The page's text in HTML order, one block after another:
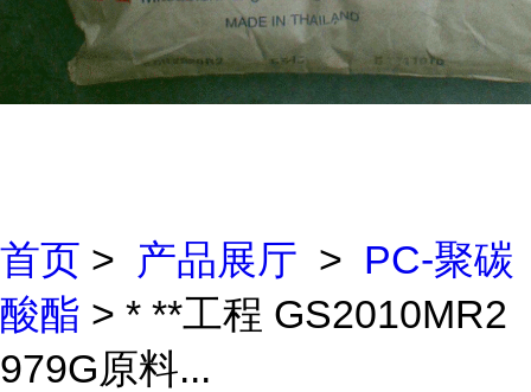
首页 > 产品展厅 > PC-聚碳
酸酯 > * **工程 GS2010MR2
979G原料...